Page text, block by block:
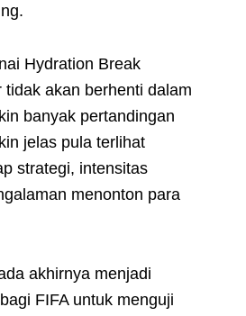
Hydration Break
tidak akan berhenti dalam
banyak pertandingan
jelas pula terlihat
strategi, intensitas
menonton para
akhirnya menjadi
FIFA untuk menguji